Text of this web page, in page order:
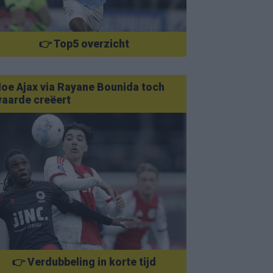
👉 Top5 overzicht
Ajax via Rayane Bounida toch
creëert
👉 Verdubbeling in korte tijd